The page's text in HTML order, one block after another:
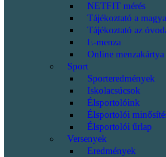
NETFIT mérés
Tájékoztató a
Tájékoztató az
E-menza
Online menzakártya
Sport
Sporteredmények
Iskolacsúcsok
Élsportolóink
Élsportolói
Élsportolói űrlap
Versenyek
Eredmények